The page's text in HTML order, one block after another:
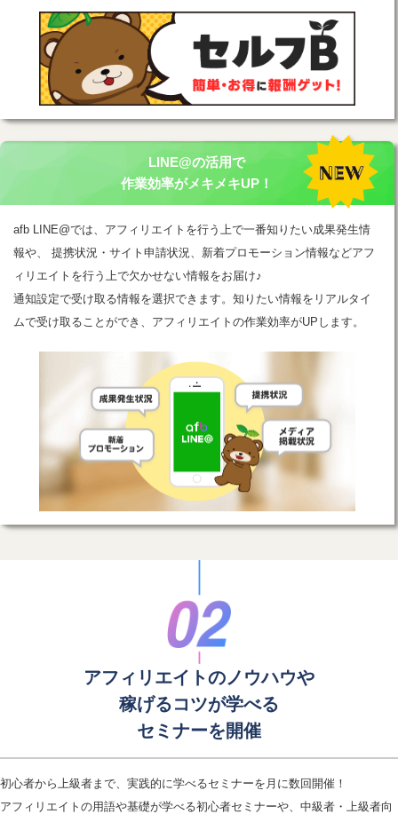
LINE@の活用で
作業効率がメキメキUP！
afb LINE@では、アフィリエイトを行う上で一番知りたい成果発生情
報や、 提携状況・サイト申請状況、新着プロモーション情報などアフ
ィリエイトを行う上で欠かせない情報をお届け♪
通知設定で受け取る情報を選択できます。知りたい情報をリアルタイ
ムで受け取ることができ、アフィリエイトの作業効率がUPします。
アフィリエイトのノウハウや
稼げるコツが学べる
セミナーを開催
初心者から上級者まで、実践的に学べるセミナーを月に数回開催！
アフィリエイトの用語や基礎が学べる初心者セミナーや、中級者・上級者向